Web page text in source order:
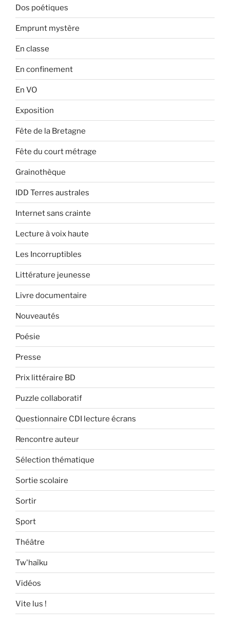
Dos poétiques
Emprunt mystère
En classe
En confinement
En VO
Exposition
Fête de la Bretagne
Fête du court métrage
Grainothèque
IDD Terres australes
Internet sans crainte
Lecture à voix haute
Les Incorruptibles
Littérature jeunesse
Livre documentaire
Nouveautés
Poésie
Presse
Prix littéraire BD
Puzzle collaboratif
Questionnaire CDI lecture écrans
Rencontre auteur
Sélection thématique
Sortie scolaire
Sortir
Sport
Théâtre
Tw'haïku
Vidéos
Vite lus !